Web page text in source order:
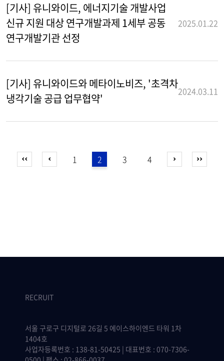
[기사] 유니와이드, 에너지기술 개발사업
신규 지원 대상 연구개발과제 1세부 공동
연구개발기관 선정
2025.01.22
[기사] 유니와이드와 메타이노비즈, '초격차
냉각기술 공급 업무협약'
2024.03.11
1 2 3 4
RECRUIT
서울 구로구 디지털로 26길 5 에이스하이엔드 타워 1차
1404호
사업자등록번호 : 138-81-50425 | 대표번호 : 070-7306-